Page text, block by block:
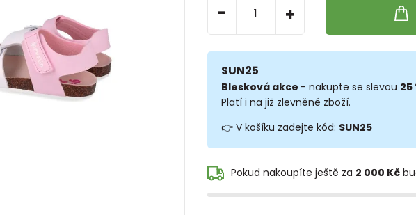
- +
SUN25
Blesková akce - nakupte se slevou 25
Platí i na již zlevněné zboží.
👉 V košíku zadejte kód: SUN25
Pokud nakoupíte ještě za 2 000 Kč